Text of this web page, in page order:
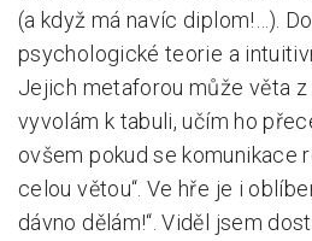
(a když má navíc diplom!…).
psychologické teorie a
Jejich metaforou může věta z
vyvolám k tabuli, učím ho
ovšem pokud se komunikace
celou větou“. Ve hře je i
dávno dělám!“. Viděl jsem